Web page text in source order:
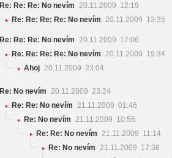
Re: Re: Re: No nevím 20.11.2009 12:19
Re: Re: Re: Re: No nevím 20.11.2009 13:35
Re: Re: Re: No nevím 20.11.2009 17:06
Re: Re: Re: Re: No nevím 20.11.2009 19:34
Ahoj 20.11.2009 23:04
Re: No nevím 20.11.2009 23:24
Re: Re: No nevím 21.11.2009 01:46
Re: No nevím 21.11.2009 10:56
Re: Re: No nevím 21.11.2009 11:14
Re: No nevím 21.11.2009 17:38